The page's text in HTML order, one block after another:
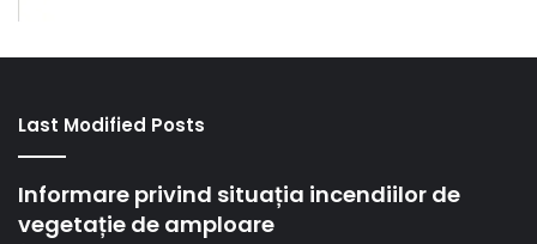
Last Modified Posts
Informare privind situația incendiilor de
vegetație de amploare